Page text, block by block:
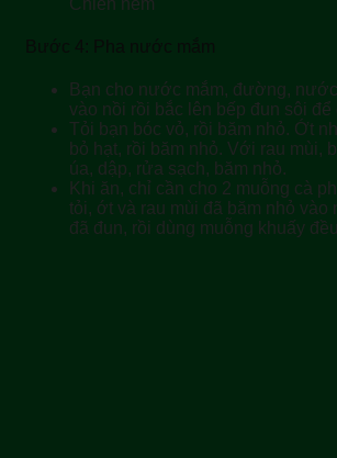
Bước 4: Pha nước mắm
Bạn cho nước mắm, đường,
vào nồi rồi bắc lên bếp đun sôi
Tỏi bạn bóc vỏ, rồi băm nhỏ. Ớt
bỏ hạt, rồi băm nhỏ. Với rau mùi,
úa, dập, rửa sạch, băm nhỏ.
Khi ăn, chỉ cần cho 2 muỗng cà
tỏi, ớt và rau mùi đã băm nhỏ
đã đun, rồi dùng muỗng khuấy